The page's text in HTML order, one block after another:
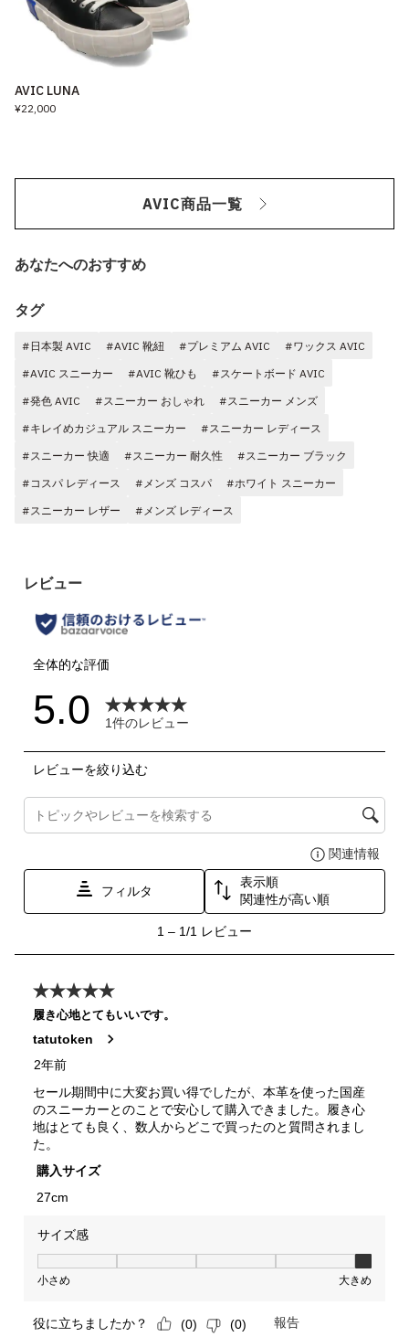
AVIC LUNA
¥22,000
AVIC商品一覧
あなたへのおすすめ
タグ
#日本製 AVIC #AVIC 靴紐 #プレミアム AVIC
#ワックス AVIC
#AVIC スニーカー
#AVIC 靴ひも
#スケートボード AVIC
#発色 AVIC
#スニーカー おしゃれ
#スニーカー メンズ
#キレイめカジュアル スニーカー
#スニーカー レディース
#スニーカー 快適
#スニーカー 耐久性
#スニーカー ブラック
#コスパ レディース
#メンズ コスパ
#ホワイト スニーカー
#スニーカー レザー
#メンズ レディース